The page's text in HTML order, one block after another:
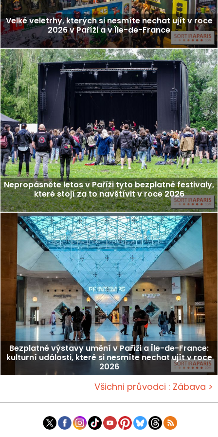
Velké veletrhy, kterých si nesmíte nechat ujít v roce
2026 v Paříži a v Île-de-France
Nepropásněte letos v Paříži tyto bezplatné festivaly,
které stojí za to navštívit v roce 2026
Bezplatné výstavy umění v Paříži a Île-de-France:
kulturní události, které si nesmíte nechat ujít v roce
2026
Všichni průvodci : Zábava >